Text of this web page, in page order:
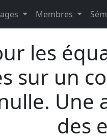
Membres
les
sur un
Une
des